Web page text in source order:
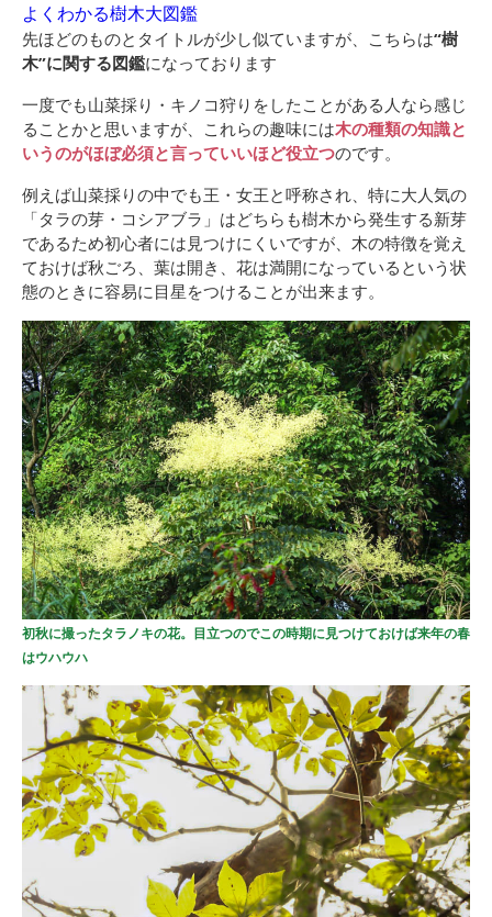
よくわかる樹木大図鑑
先ほどのものとタイトルが少し似ていますが、こちらは“樹
木”に関する図鑑になっております
一度でも山菜採り・キノコ狩りをしたことがある人なら感じ
ることかと思いますが、これらの趣味には木の種類の知識と
いうのがほぼ必須と言っていいほど役立つのです。
例えば山菜採りの中でも王・女王と呼称され、特に大人気の
「タラの芽・コシアブラ」はどちらも樹木から発生する新芽
であるため初心者には見つけにくいですが、木の特徴を覚え
ておけば秋ごろ、葉は開き、花は満開になっているという状
態のときに容易に目星をつけることが出来ます。
初秋に撮ったタラノキの花。目立つのでこの時期に見つけておけば来年の春
はウハウハ